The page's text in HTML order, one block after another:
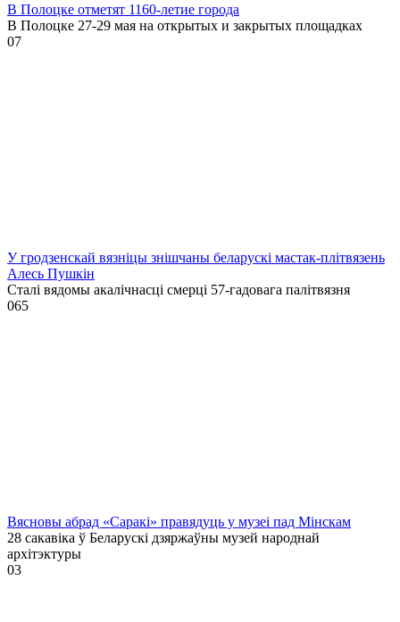
В Полоцке отметят 1160-летие города
В Полоцке 27-29 мая на открытых и закрытых площадках
07
У гродзенскай вязніцы знішчаны беларускі мастак-плітвязень
Алесь Пушкін
Сталі вядомы акалічнасці смерці 57-гадовага палітвязня
065
Вясновы абрад «Саракі» правядуць у музеі пад Мінскам
28 сакавіка ў Беларускі дзяржаўны музей народнай
архітэктуры
03